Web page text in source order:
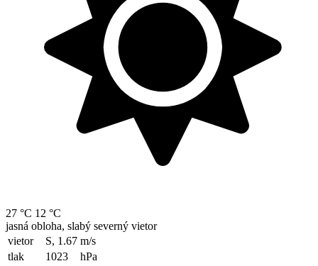
27 °C 12 °C
jasná obloha, slabý severný vietor
vietor
S, 1.67 m/s
tlak
1023
hPa